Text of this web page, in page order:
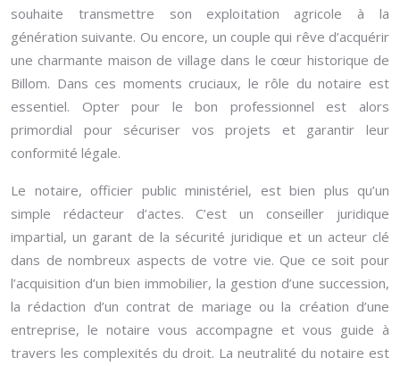
souhaite transmettre son exploitation agricole à la
génération suivante. Ou encore, un couple qui rêve d’acquérir
une charmante maison de village dans le cœur historique de
Billom. Dans ces moments cruciaux, le rôle du notaire est
essentiel. Opter pour le bon professionnel est alors
primordial pour sécuriser vos projets et garantir leur
conformité légale.
Le notaire, officier public ministériel, est bien plus qu’un
simple rédacteur d’actes. C’est un conseiller juridique
impartial, un garant de la sécurité juridique et un acteur clé
dans de nombreux aspects de votre vie. Que ce soit pour
l’acquisition d’un bien immobilier, la gestion d’une succession,
la rédaction d’un contrat de mariage ou la création d’une
entreprise, le notaire vous accompagne et vous guide à
travers les complexités du droit. La neutralité du notaire est